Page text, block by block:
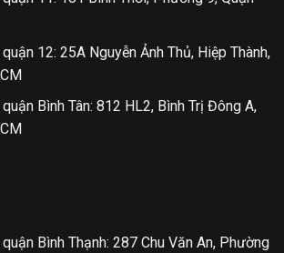
12: 25A Nguyễn Ảnh Thủ, Hiệp Thành,
Bình Tân: 812 HL2, Bình Trị Đông A,
Bình Thạnh: 287 Chu Văn An, Phường